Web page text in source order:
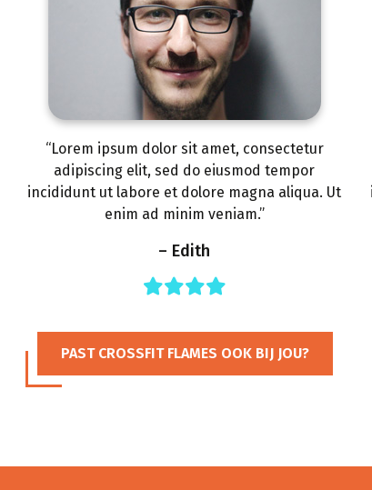
“Lorem ipsum dolor sit amet, consectetur
adipiscing elit, sed do eiusmod tempor
incididunt ut labore et dolore magna aliqua. Ut
enim ad minim veniam.”
– Edith
PAST CROSSFIT FLAMES OOK BIJ JOU?